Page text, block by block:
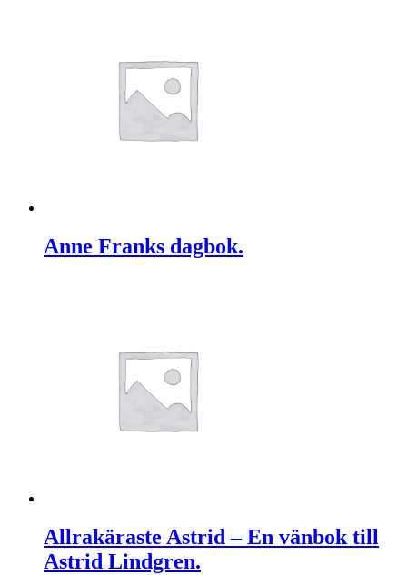
Anne Franks dagbok.
Allrakäraste Astrid – En vänbok till
Astrid Lindgren.